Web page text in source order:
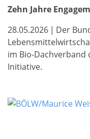
Zehn Jahre
28.05.2026 | Der
im Bio-Dachverband
Initiative.